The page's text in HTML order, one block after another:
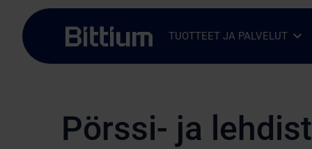
Siirry sisältöön
TUOTTEET JA PALVELUTAvaa alavalikko
Sulje alavalikko
Pörssi- ja